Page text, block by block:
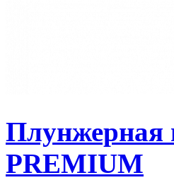
Плунжерная
PREMIUM